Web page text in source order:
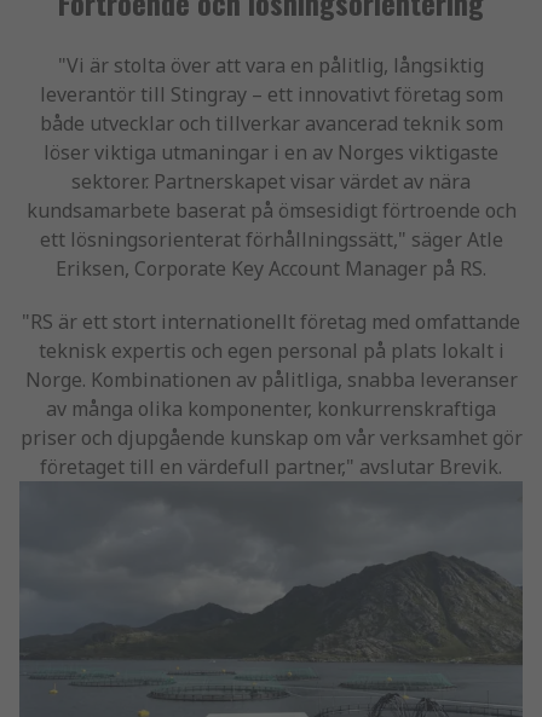
"Vi är stolta över att vara en pålitlig, långsiktig
leverantör till Stingray – ett innovativt företag som
både utvecklar och tillverkar avancerad teknik som
löser viktiga utmaningar i en av Norges viktigaste
sektorer. Partnerskapet visar värdet av nära
kundsamarbete baserat på ömsesidigt förtroende och
ett lösningsorienterat förhållningssätt," säger Atle
Eriksen, Corporate Key Account Manager på RS.
"RS är ett stort internationellt företag med omfattande
teknisk expertis och egen personal på plats lokalt i
Norge. Kombinationen av pålitliga, snabba leveranser
av många olika komponenter, konkurrenskraftiga
priser och djupgående kunskap om vår verksamhet gör
företaget till en värdefull partner," avslutar Brevik.